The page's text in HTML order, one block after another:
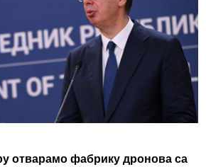
отварамо фабрику дронова са